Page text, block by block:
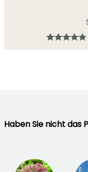
Haben Sie nicht das